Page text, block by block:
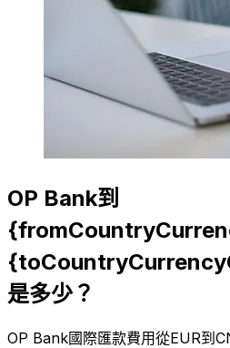
OP Bank到
是多少？
OP Bank國際匯款費用從EUR到